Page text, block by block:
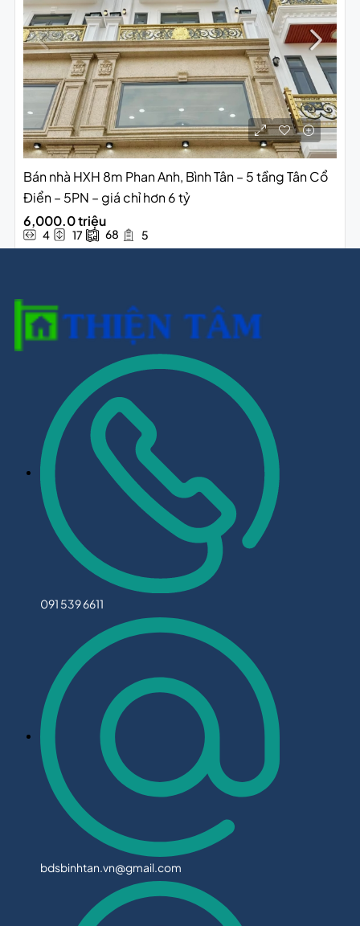
Bán nhà HXH 8m Phan Anh, Bình Tân – 5 tầng Tân Cổ
Điển – 5PN – giá chỉ hơn 6 tỷ
6,000.0 triệu
4 17 68 5
091 539 6611
bdsbinhtan.vn@gmail.com